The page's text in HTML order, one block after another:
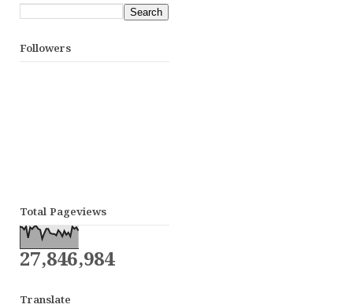
Followers
Total Pageviews
27,846,984
Translate